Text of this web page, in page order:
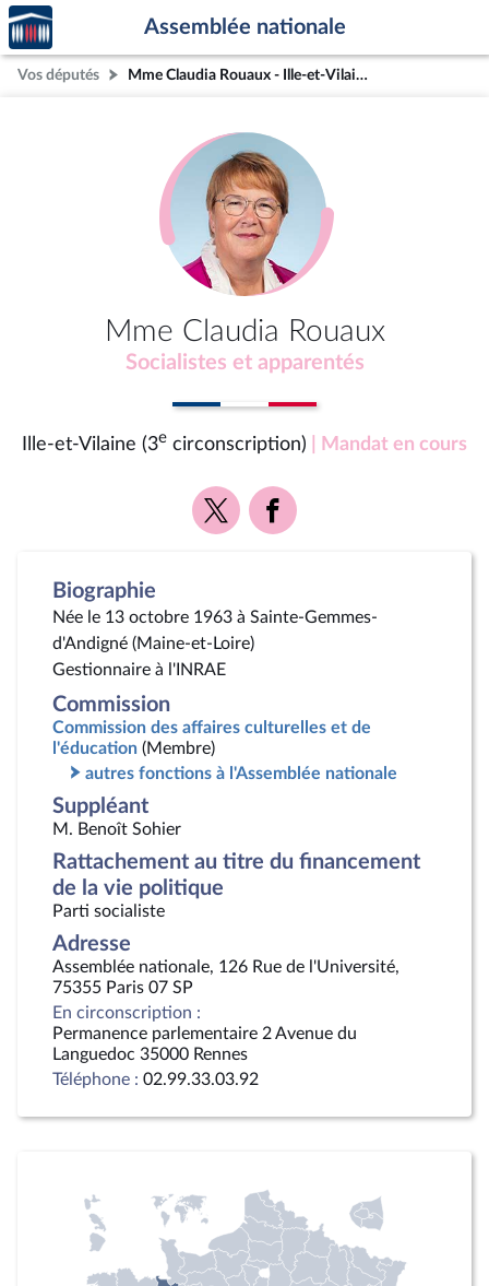
Aller au contenu
Aller en bas de la page
Accèder
à la
page
d'accueil
Assemblée nationale
Vos députés Mme Claudia Rouaux - Ille-et-Vilaine (3e circonscription)
Mme Claudia Rouaux
Socialistes et apparentés
Ille-et-Vilaine (3e circonscription) | Mandat en cours
Voir
la
Voir
la
Biographie
Née le 13 octobre 1963 à Sainte-Gemmes-
d'Andigné (Maine-et-Loire)
Gestionnaire à l'INRAE
Commission
Commission des affaires culturelles et de
l'éducation (Membre)
autres fonctions à l'Assemblée nationale
Suppléant
M. Benoît Sohier
Rattachement au titre du financement
de la vie politique
Parti socialiste
Adresse
Assemblée nationale, 126 Rue de l'Université,
75355 Paris 07 SP
En circonscription :
Permanence parlementaire 2 Avenue du
Languedoc 35000 Rennes
Téléphone : 02.99.33.03.92